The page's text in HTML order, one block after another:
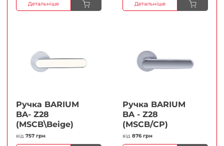
Детальніше Детальніше
Ручка BARIUM
BA- Z28
(MSCB\Beige)
від 757 грн
Ручка BARIUM
BA - Z28
(MSCB/CP)
від 876 грн